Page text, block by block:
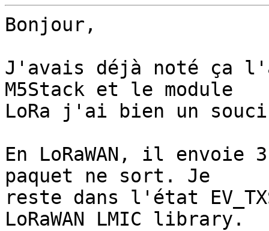
Bonjour,
J'avais déjà noté ça
M5Stack et le module
LoRa j'ai bien un
En LoRaWAN, il
paquet ne sort. Je
reste dans l'état
LoRaWAN LMIC library.